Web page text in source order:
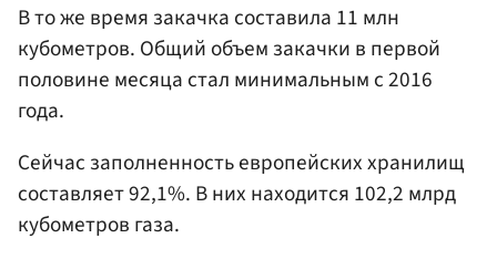
В то же время закачка составила 11 млн
кубометров. Общий объем закачки в первой
половине месяца стал минимальным с 2016
года.
Сейчас заполненность европейских хранилищ
составляет 92,1%. В них находится 102,2 млрд
кубометров газа.